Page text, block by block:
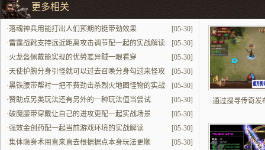
更多相关
[05-30]
·落魂神兵用能打出人们预期的挺带劲效果
[05-30]
·雷霆战靴支持远近距离攻击调节配一起的实战解读
[05-30]
·火龙盔佩戴能实现的优势差异贼一眼看穿
[05-30]
·天使护腕分身引怪就可以过去召唤分身勾过来怪攻
击
[05-30]
·黑铁腰带帮衬一把不费劲击杀烈火地图怪物的实战
解读
[05-30]
·赞助点另类玩法还有另外的一种玩法值当尝试
[05-30]
·破魔腰带穿戴让自己的进攻更配一起实战场景
[05-30]
·强效金创药配一起当前游戏环境的实战解读
[05-30]
·集体隐身术用直来直去根据据点本身玩法更顺
通过搜寻传奇发